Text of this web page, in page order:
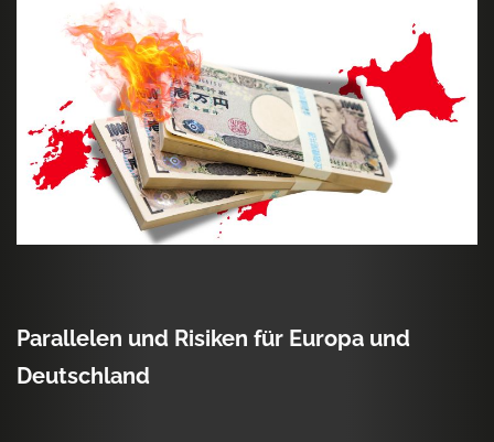
Parallelen und Risiken für Europa und
Deutschland